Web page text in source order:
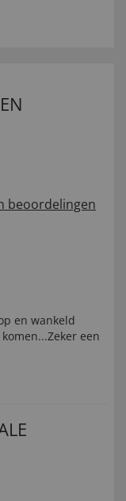
beoordelingen
en wankeld
een